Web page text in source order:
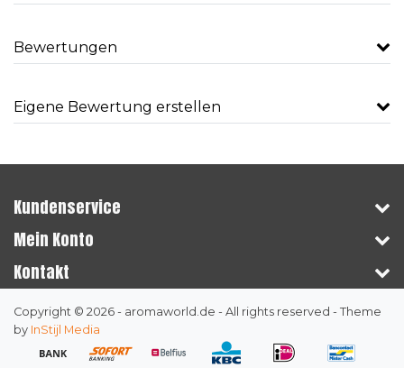
Bewertungen
Eigene Bewertung erstellen
Kundenservice
Mein Konto
Kontakt
Copyright © 2026 - aromaworld.de - All rights reserved - Theme
by InStijl Media